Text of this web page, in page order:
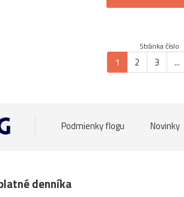
Stránka číslo
1 2 3 ...
Podmienky flogu Novinky
denníka